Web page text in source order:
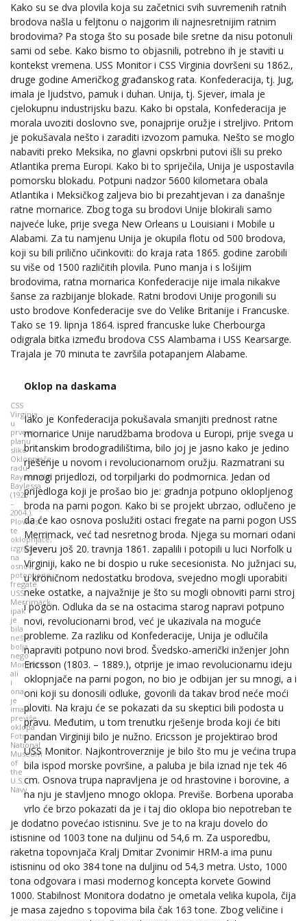
Kako su se dva plovila koja su začetnici svih suvremenih ratnih
brodova našla u feljtonu o najgorim ili najnesretnijim ratnim
brodovima? Pa stoga što su posade bile sretne da nisu potonuli
sami od sebe. Kako bismo to objasnili, potrebno ih je staviti u
kontekst vremena. USS Monitor i CSS Virginia dovršeni su 1862.,
druge godine Američkog građanskog rata. Konfederacija, tj. Jug,
imala je ljudstvo, pamuk i duhan. Unija, tj. Sjever, imala je
cjelokupnu industrijsku bazu. Kako bi opstala, Konfederacija je
morala uvoziti doslovno sve, ponajprije oružje i streljivo. Pritom
je pokušavala nešto i zaraditi izvozom pamuka. Nešto se moglo
nabaviti preko Meksika, no glavni opskrbni putovi išli su preko
Atlantika prema Europi. Kako bi to spriječila, Unija je uspostavila
pomorsku blokadu. Potpuni nadzor 5600 kilometara obala
Atlantika i Meksičkog zaljeva bio bi prezahtjevan i za današnje
ratne mornarice. Zbog toga su brodovi Unije blokirali samo
najveće luke, prije svega New Orleans u Louisiani i Mobile u
Alabami. Za tu namjenu Unija je okupila flotu od 500 brodova,
koji su bili prilično učinkoviti: do kraja rata 1865. godine zarobili
su više od 1500 različitih plovila. Puno manja i s lošijim
brodovima, ratna mornarica Konfederacije nije imala nikakve
šanse za razbijanje blokade. Ratni brodovi Unije progonili su
usto brodove Konfederacije sve do Velike Britanije i Francuske.
Tako se 19. lipnja 1864. ispred francuske luke Cherbourga
odigrala bitka između brodova CSS Alambama i USS Kearsarge.
Trajala je 70 minuta te završila potapanjem Alabame.
CSS
Virginia
u
prvom
planu
slike
Oklopnjače,
radu
Raymonda
Baylessa
(1920.
–
2004.).
Plovnost
te
oklopnjače,
izgrađene
na
osnovi
potopljene
fregate
USS
Merrimack,
ipak
je
bila
nešto
bolja
nego
Monitorova,
ali
i
ona
je
imala
previše
oklopa
Foto:
National
Museum
of
the
U.S.
Navy
Oklop na daskama
Iako je Konfederacija pokušavala smanjiti prednost ratne
mornarice Unije narudžbama brodova u Europi, prije svega u
britanskim brodogradilištima, bilo joj je jasno kako je jedino
rješenje u novom i revolucionarnom oružju. Razmatrani su
mnogi prijedlozi, od torpiljarki do podmornica. Jedan od
prijedloga koji je prošao bio je: gradnja potpuno oklopljenog
broda na parni pogon. Kako bi se projekt ubrzao, odlučeno je
da će kao osnova poslužiti ostaci fregate na parni pogon USS
Merrimack, već tad nesretnog broda. Njega su mornari odani
Sjeveru još 20. travnja 1861. zapalili i potopili u luci Norfolk u
Virginiji, kako ne bi dospio u ruke secesionista. No južnjaci su,
u kroničnom nedostatku brodova, svejedno mogli uporabiti
neke ostatke, a najvažnije je što su mogli obnoviti parni stroj
i pogon. Odluka da se na ostacima starog napravi potpuno
novi, revolucionarni brod, već je ukazivala na moguće
probleme. Za razliku od Konfederacije, Unija je odlučila
napraviti potpuno novi brod. Švedsko-američki inženjer John
Ericsson (1803. – 1889.), otprije je imao revolucionarnu ideju
oklopnjače na parni pogon, no bio je odbijan jer su mnogi, a i
oni koji su donosili odluke, govorili da takav brod neće moći
ploviti. Na kraju će se pokazati da su skeptici bili podosta u
pravu. Međutim, u tom trenutku rješenje broda koji će biti
pandan Virginiji bilo je nužno. Ericsson je projektirao brod
USS Monitor. Najkontroverznije je bilo što mu je većina trupa
bila ispod morske površine, a paluba je bila iznad nje tek 46
cm. Osnova trupa napravljena je od hrastovine i borovine, a
na nju je stavljeno mnogo oklopa. Previše. Borbena uporaba
vrlo će brzo pokazati da je i taj dio oklopa bio nepotreban te
je dodatno povećao istisninu. Sve je to na kraju dovelo do
istisnine od 1003 tone na duljinu od 54,6 m. Za usporedbu,
raketna topovnjača Kralj Dmitar Zvonimir HRM-a ima punu
istisninu od oko 384 tone na duljinu od 54,3 metra. Usto, 1000
tona odgovara i masi modernog koncepta korvete Gowind
1000. Stabilnost Monitora dodatno je ometala velika kupola, čija
je masa zajedno s topovima bila čak 163 tone. Zbog veličine i